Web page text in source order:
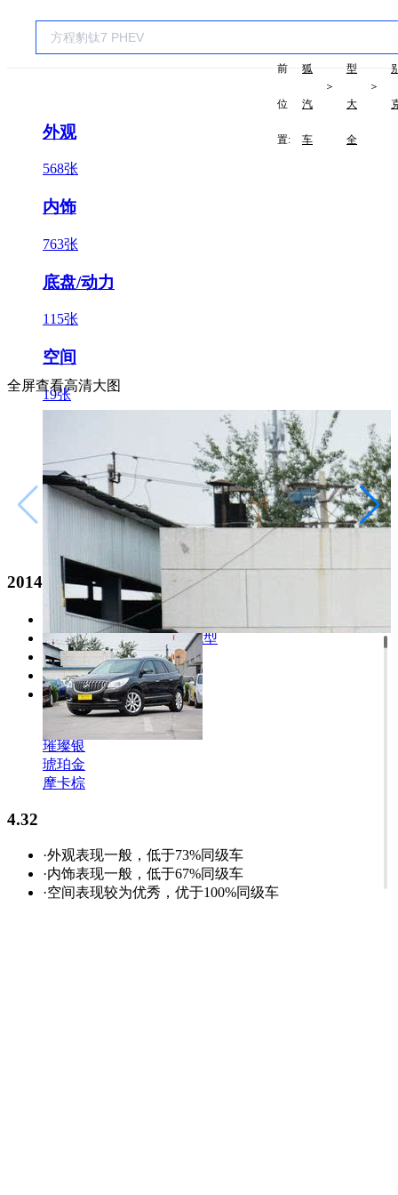
前
位
置:
狐
汽
车
＞
型
大
全
＞
外观
568张
内饰
763张
底盘/动力
115张
空间
19张
149张
官方
2014款 3.6L 四驱智享旗舰型
2014款 3.6L 两驱精英舒适型
2014款 3.6L 四驱智享旗舰型
2010款 3.6L 精英型
2010款 3.6L 旗舰型
2008款 3.6L 旗舰型
璀璨银
琥珀金
摩卡棕
4.32
·外观表现一般，低于73%同级车
·内饰表现一般，低于67%同级车
·空间表现较为优秀，优于100%同级车
全屏查看高清大图